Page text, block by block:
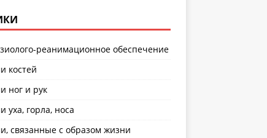
реанимационное обеспечение
костей
ног и рук
уха, горла, носа
связанные с образом жизни